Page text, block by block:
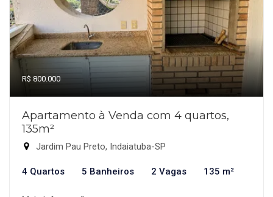
R$ 800.000
Apartamento à Venda com 4 quartos,
135m²
Jardim Pau Preto, Indaiatuba-SP
4 Quartos 5 Banheiros 2 Vagas 135 m²